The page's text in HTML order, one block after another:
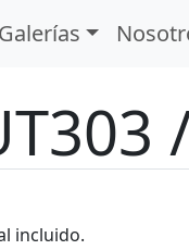
Galerías
incluido.